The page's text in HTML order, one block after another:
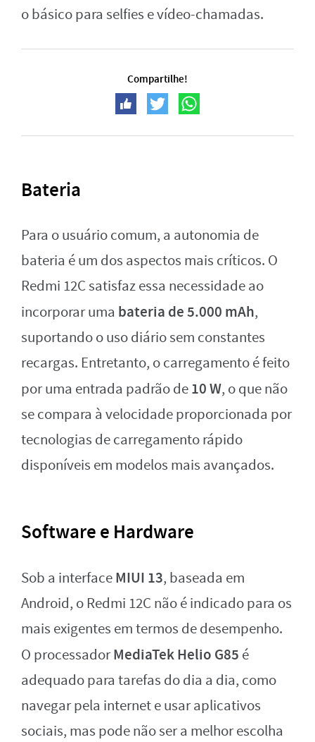
o básico para selfies e vídeo-chamadas.
Compartilhe!
Bateria
Para o usuário comum, a autonomia de
bateria é um dos aspectos mais críticos. O
Redmi 12C satisfaz essa necessidade ao
incorporar uma bateria de 5.000 mAh,
suportando o uso diário sem constantes
recargas. Entretanto, o carregamento é feito
por uma entrada padrão de10 W, o que não
se compara à velocidade proporcionada por
tecnologias de carregamento rápido
disponíveis em modelos mais avançados.
Software e Hardware
Sob a interfaceMIUI 13, baseada em
Android, o Redmi 12C não é indicado para os
mais exigentes em termos de desempenho.
O processadorMediaTek Helio G85 é
adequado para tarefas do dia a dia, como
navegar pela internet e usar aplicativos
sociais, mas pode não ser a melhor escolha